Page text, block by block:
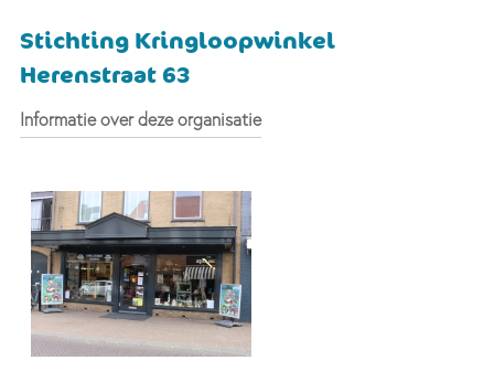
Stichting Kringloopwinkel
Herenstraat 63
Informatie over deze organisatie